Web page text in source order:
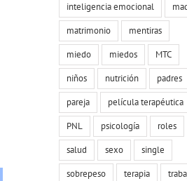
inteligencia emocional
matrimonio
mentiras
miedo
miedos
MTC
niños
nutrición
padres
pareja
película terapéutica
PNL
psicología
roles
salud
sexo
single
sobrepeso
terapia